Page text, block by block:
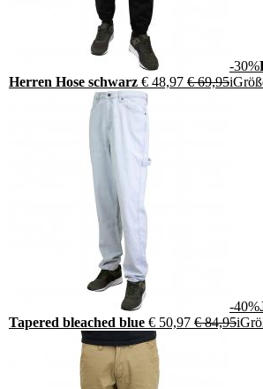
-30%
Herren Hose schwarz € 48,97 € 69,95i
-40%
Tapered bleached blue € 50,97 € 84,95i